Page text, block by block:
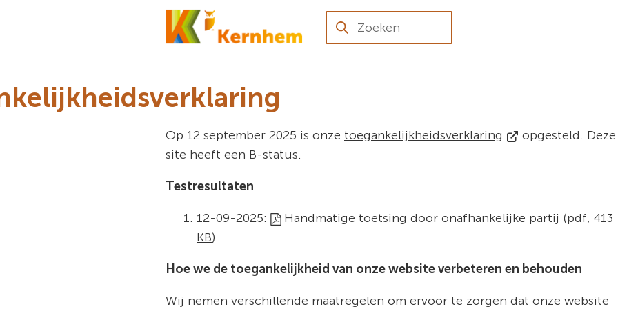
Kernhem
B
Contact
Zoeken
Op 12 september 2025 is onze toegankelijkheidsverklaring (Verwijst
website)
opgesteld. Deze
site heeft een B-status.
Testresultaten
12-09-2025: Handmatige toetsing door onafhankelijke partij (pdf, 413
KB)
Hoe we de toegankelijkheid van onze website verbeteren en behouden
Wij nemen verschillende maatregelen om ervoor te zorgen dat onze website